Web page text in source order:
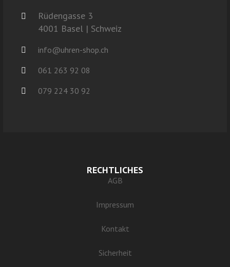
Rüdengasse 3
4001 Basel | Schweiz
info@uhren-shop.ch
061 263 92 08
079 224 30 92
RECHTLICHES
AGB
Impressum
Kontakt
Sicherheit